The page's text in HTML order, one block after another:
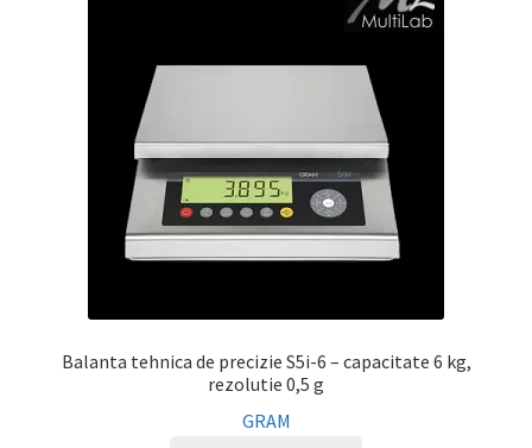
Balanta tehnica de precizie S5i-6 – capacitate 6 kg,
rezolutie 0,5 g
GRAM